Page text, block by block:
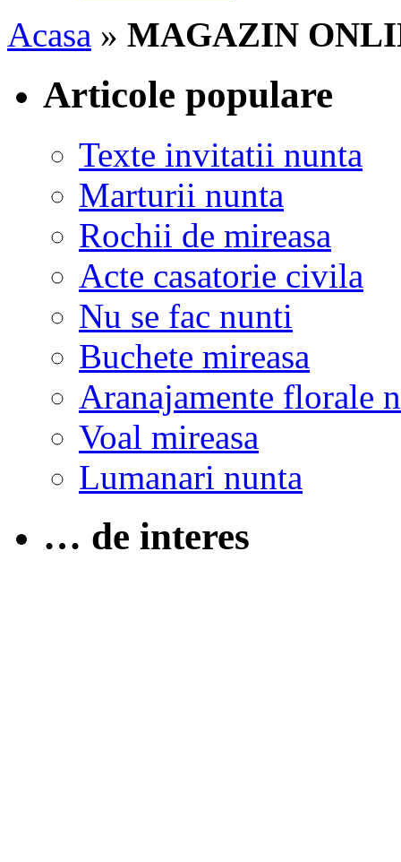
Acasa » MAGAZIN
Articole populare
Texte invitatii nunta
Marturii nunta
Rochii de mireasa
Acte casatorie civila
Nu se fac nunti
Buchete mireasa
Aranajamente florale
Voal mireasa
Lumanari nunta
… de interes